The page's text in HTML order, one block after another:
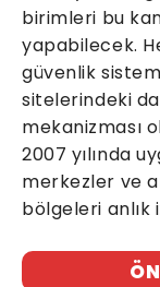
birimleri bu
yapabilecek.
güvenlik
sitelerindeki
mekanizması
2007 yılında
merkezler ve
bölgeleri anlık